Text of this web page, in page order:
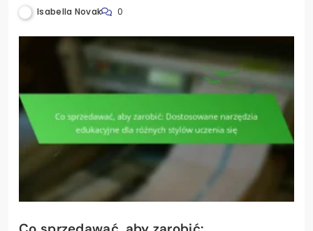
psychologiczny
Isabella Novak 0